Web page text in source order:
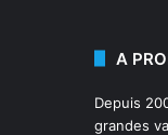
A
Depuis
grandes